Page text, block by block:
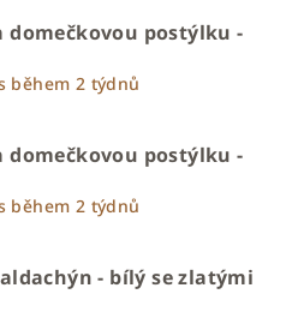
domečkovou postýlku -
během 2 týdnů
domečkovou postýlku -
během 2 týdnů
- bílý se zlatými